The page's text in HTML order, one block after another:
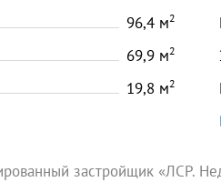
96,4 м2
69,9 м2
19,8 м2
застройщик «ЛСР.